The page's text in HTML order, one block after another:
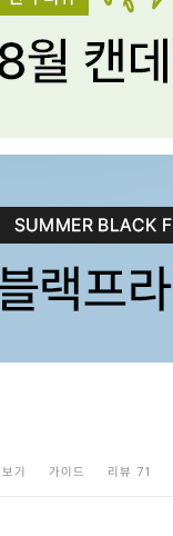
기 가이드 리뷰 71